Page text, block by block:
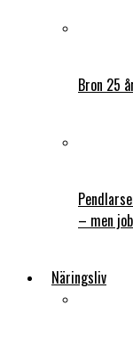
Bron 25
– men
Näringsliv